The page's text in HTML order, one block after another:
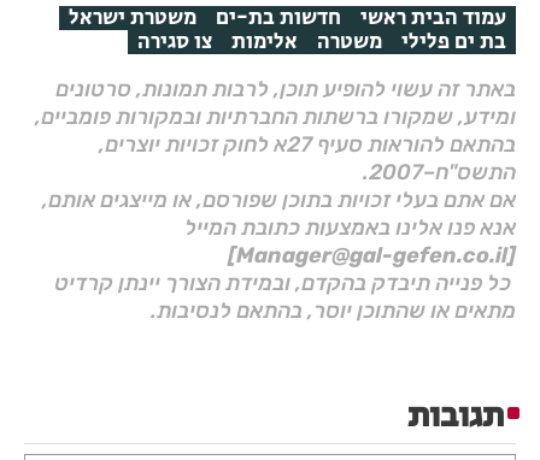
עמוד הבית ראשי חדשות בת-ים משטרת ישראל
בת ים פלילי משטרה אלימות צו סגירה
באתר זה עשוי להופיע תוכן, לרבות תמונות, סרטונים
ומידע, שמקורו ברשתות החברתיות ובמקורות פומביים,
בהתאם להוראות סעיף 27א לחוק זכויות יוצרים,
התשס"ח–2007.
אם אתם בעלי זכויות בתוכן שפורסם, או מייצגים אותם,
אנא פנו אלינו באמצעות כתובת המייל
[Manager@gal-gefen.co.il]
כל פנייה תיבדק בהקדם, ובמידת הצורך יינתן קרדיט
מתאים או שהתוכן יוסר, בהתאם לנסיבות.
תגובות